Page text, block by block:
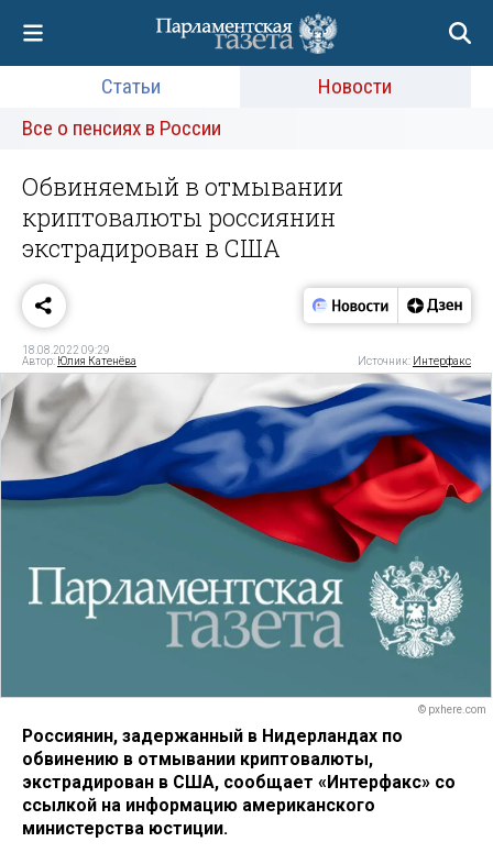
Статьи
Новости
Все о пенсиях в России
Обвиняемый в отмывании
криптовалюты россиянин
экстрадирован в США
18.08.2022 09:29
Автор: Юлия Катенёва Источник: Интерфакс
© pxhere.com
Россиянин, задержанный в Нидерландах по
обвинению в отмывании криптовалюты,
экстрадирован в США, сообщает «Интерфакс» со
ссылкой на информацию американского
министерства юстиции.